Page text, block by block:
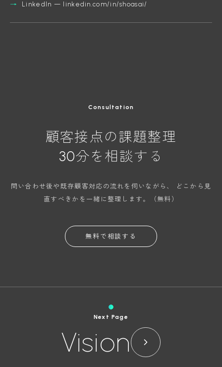
LinkedIn — linkedin.com/in/shoasai/
Consultation
顧客接点の課題整理
30分を相談する
問い合わせ後や既存顧客対応の流れを伺いながら、
どこから見
直すべきかを一緒に整理します。（無料）
無料で相談する
Next Page
Vision